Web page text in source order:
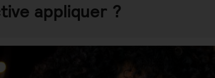
appliquer ?